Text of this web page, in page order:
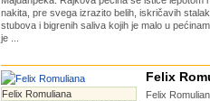
nakita, pre svega izrazito belih, iskričavih
stubova i bigrenih saliva kojih je malo u
je ...
Felix Romuliana
Felix
Felix